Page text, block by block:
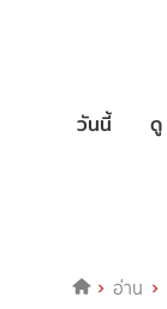
วันนี้ ดู
อ่าน